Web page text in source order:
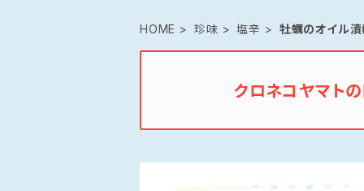
HOME 珍味 塩辛 牡蠣のオイル漬
クロネコヤマト